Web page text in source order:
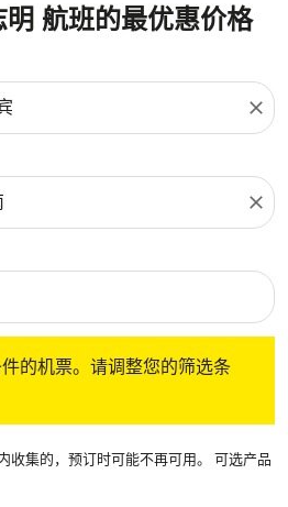
航班的最优惠价格
close
close
的机票。请调整您的筛选条
收集的，预订时可能不再可用。 可选产品